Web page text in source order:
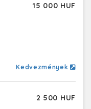
15 000 HUF
Kedvezmények
2 500 HUF